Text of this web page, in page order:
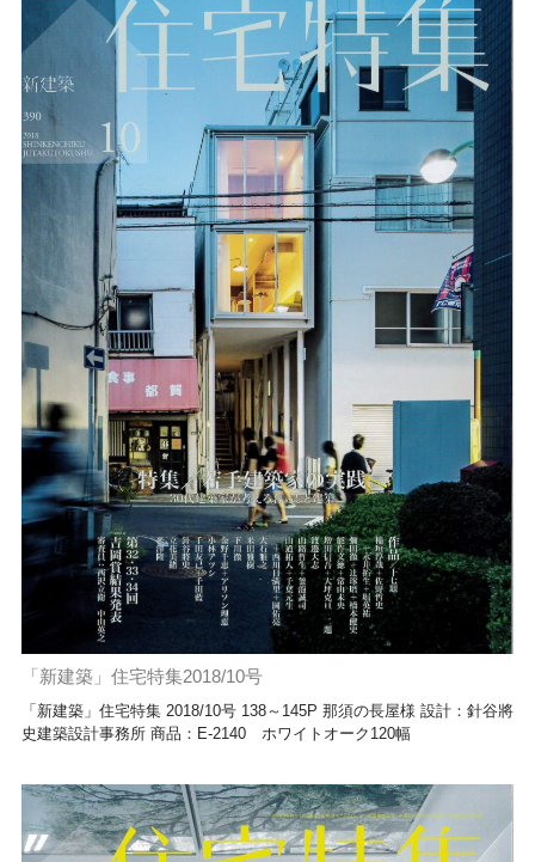
「新建築」住宅特集2018/10号
「新建築」住宅特集 2018/10号 138～145P 那須の長屋様 設計：針谷將
史建築設計事務所 商品：E-2140 ホワイトオーク120幅